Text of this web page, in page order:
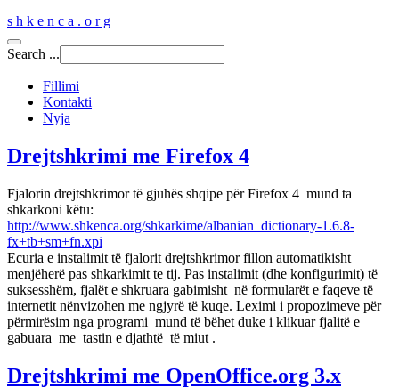
s h k e n c a . o r g
Search ...
Fillimi
Kontakti
Nyja
Drejtshkrimi me Firefox 4
Fjalorin drejtshkrimor të gjuhës shqipe për Firefox 4 mund ta
shkarkoni këtu:
http://www.shkenca.org/shkarkime/albanian_dictionary-1.6.8-
fx+tb+sm+fn.xpi
Ecuria e instalimit të fjalorit drejtshkrimor fillon automatikisht
menjëherë pas shkarkimit te tij. Pas instalimit (dhe konfigurimit) të
suksesshëm, fjalët e shkruara gabimisht në formularët e faqeve të
internetit nënvizohen me ngjyrë të kuqe. Leximi i propozimeve për
përmirësim nga programi mund të bëhet duke i klikuar fjalitë e
gabuara me tastin e djathtë të miut .
Drejtshkrimi me OpenOffice.org 3.x